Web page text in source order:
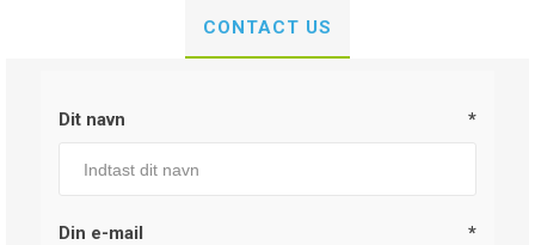
CONTACT US
Dit navn *
Din e-mail *